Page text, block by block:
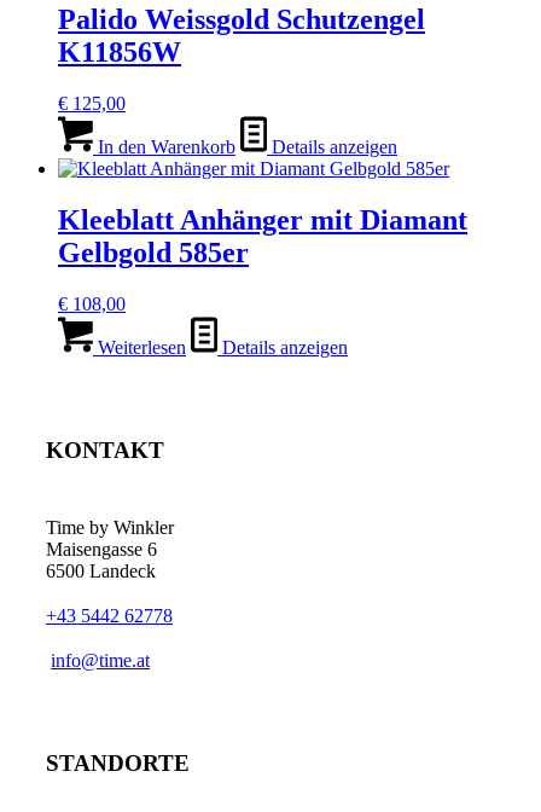
Palido Weissgold Schutzengel
K11856W
€ 125,00
In den Warenkorb Details anzeigen
Kleeblatt Anhänger mit Diamant
Gelbgold 585er
€ 108,00
Weiterlesen Details anzeigen
KONTAKT
Time by Winkler
Maisengasse 6
6500 Landeck
+43 5442 62778
­info@time.at
STANDORTE